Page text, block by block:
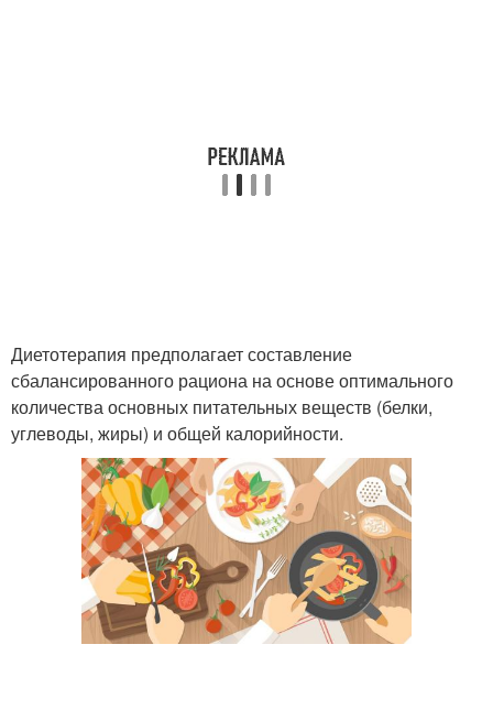
Диетотерапия предполагает составление
сбалансированного рациона на основе оптимального
количества основных питательных веществ (белки,
углеводы, жиры) и общей калорийности.